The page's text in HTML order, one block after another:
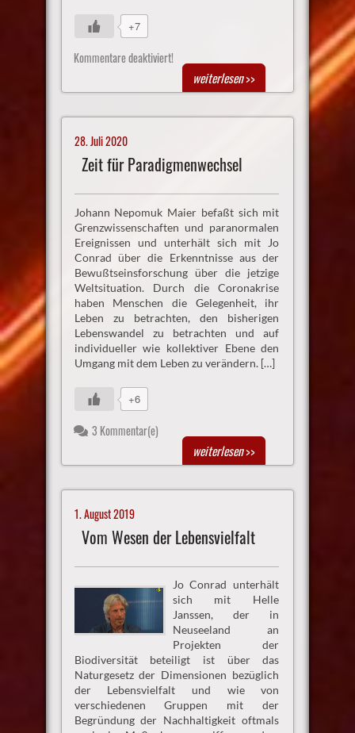
+7
Kommentare deaktiviert!
weiterlesen>>
28. Juli 2020
Zeit für Paradigmenwechsel
Johann Nepomuk Maier befaßt sich mit
Grenzwissenschaften und paranormalen
Ereignissen und unterhält sich mit Jo
Conrad über die Erkenntnisse aus der
Bewußtseinsforschung über die jetzige
Weltsituation. Durch die Coronakrise
haben Menschen die Gelegenheit, ihr
Leben zu betrachten, den bisherigen
Lebenswandel zu betrachten und auf
individueller wie kollektiver Ebene den
Umgang mit dem Leben zu verändern. […]
+6
3 Kommentar(e)
weiterlesen>>
1. August 2019
Vom Wesen der Lebensvielfalt
Jo Conrad unterhält
sich mit Helle
Janssen, der in
Neuseeland an
Projekten der
Biodiversität beteiligt ist über das
Naturgesetz der Dimensionen bezüglich
der Lebensvielfalt und wie von
verschiedenen Gruppen mit der
Begründung der Nachhaltigkeit oftmals